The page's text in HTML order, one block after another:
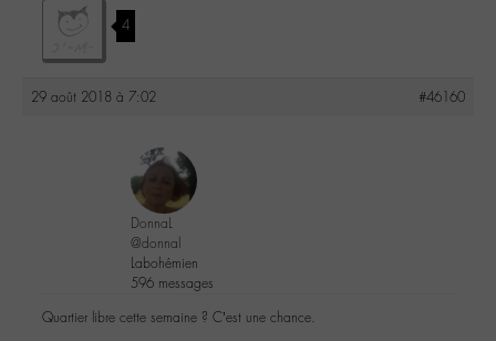
4
29 août 2018 à 7:02 #46160
DonnaL
@donnal
Labohémien
596 messages
Quartier libre cette semaine ? C’est une chance.